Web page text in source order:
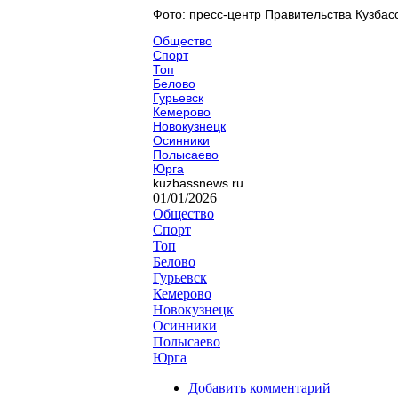
Фото: пресс-центр Правительства
Общество
Спорт
Топ
Белово
Гурьевск
Кемерово
Новокузнецк
Осинники
Полысаево
Юрга
kuzbassnews.ru
01/01/2026
Общество
Спорт
Топ
Белово
Гурьевск
Кемерово
Новокузнецк
Осинники
Полысаево
Юрга
Добавить комментарий